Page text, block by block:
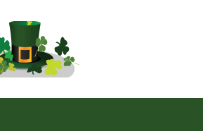
Лучше и дешевле, чем в